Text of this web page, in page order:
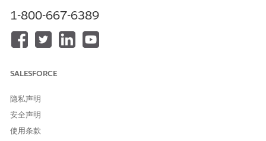
安装的捆绑版本。
从应用程序启动程序中，查找并选择
在导航面板中，选择管理
选择已安装的数据包，并查看可用的数据包版本信息。
单击
现在安装正在进行。
单击
1-800-667-6389
SALESFORCE
隐私声明
安全声明
使用条款